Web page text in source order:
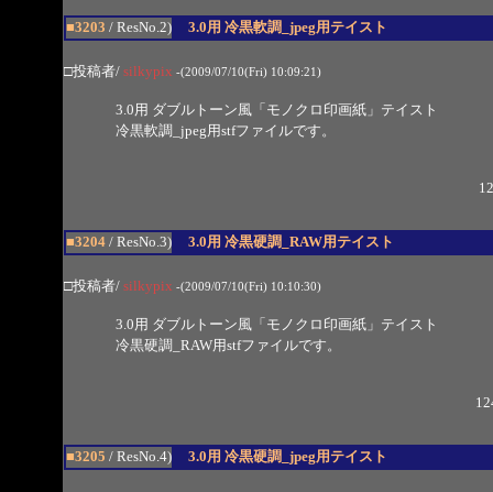
■3203 / ResNo.2) 3.0用 冷黒軟調_jpeg用テイスト
□投稿者/ silkypix -(2009/07/10(Fri) 10:09:21)
3.0用 ダブルトーン風「モノクロ印画紙」テイスト
冷黒軟調_jpeg用stfファイルです。
■3204/ ResNo.3) 3.0用 冷黒硬調_RAW用テイスト
□投稿者/ silkypix -(2009/07/10(Fri) 10:10:30)
3.0用 ダブルトーン風「モノクロ印画紙」テイスト
冷黒硬調_RAW用stfファイルです。
■3205 / ResNo.4) 3.0用 冷黒硬調_jpeg用テイスト